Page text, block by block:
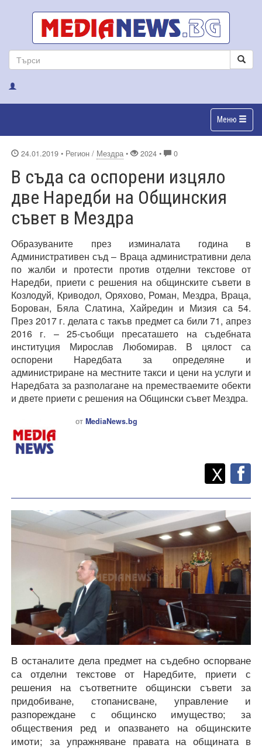
Меню
24.01.2019 • Регион / Мездра • 2024 • 0
В съда са оспорени изцяло
две Наредби на Общинския
съвет в Мездра
Образуваните през изминалата година в
Административен съд – Враца административни дела
по жалби и протести против отделни текстове от
Наредби, приети с решения на общинските съвети в
Козлодуй, Криводол, Оряхово, Роман, Мездра, Враца,
Борован, Бяла Слатина, Хайредин и Мизия са 54.
През 2017 г. делата с такъв предмет са били 71, апрез
2016 г. – 25-съобщи пресаташето на съдебната
институция Мирослав Любомирав. В цялост са
оспорени Наредбата за определяне и
администриране на местните такси и цени на услуги и
Наредбата за разполагане на преместваемите обекти
и двете приети с решения на Общински съвет Мездра.
от MediaNews.bg
Споделете
X
В останалите дела предмет на съдебно оспорване
са отделни текстове от Наредбите, приети с
решения на съответните общински съвети за
придобиване, стопанисване, управление и
разпореждане с общинско имущество; за
обществения ред и опазването на общинските
имоти; за упражняване правата на общината в